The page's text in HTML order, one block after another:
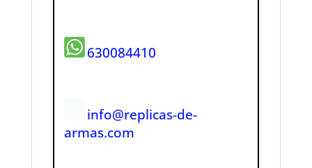
630084410
info@replicas-de-
armas.com